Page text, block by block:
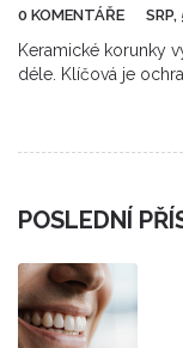
0 KOMENTÁŘE
Keramické korunky
déle. Klíčová je
POSLEDNÍ